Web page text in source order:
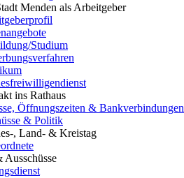
Menden als Arbeitgeber
Studium
ins Rathaus
Öffnungszeiten & Bankverbindungen
& Politik
, Land- & Kreistag
Ausschüsse